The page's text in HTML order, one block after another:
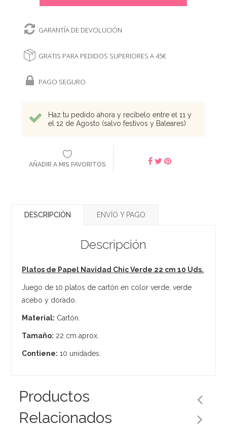
GARANTÍA DE DEVOLUCIÓN
GRATIS PARA PEDIDOS SUPERIORES A 45€
PAGO SEGURO
Haz tu pedido ahora y recíbelo entre el 11 y
el 12 de Agosto (salvo festivos y Baleares)
AÑADIR A MIS FAVORITOS
DESCRIPCIÓN ENVÍO Y PAGO
Descripción
Platos de Papel Navidad Chic Verde 22 cm 10 Uds.
Juego de 10 platos de cartón en color verde, verde
acebo y dorado.
Material: Cartón.
Tamaño: 22 cm aprox.
Contiene: 10 unidades.
Productos
Relacionados